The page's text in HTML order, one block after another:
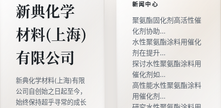
新典化学
材料(上海)
有限公司
新典化学材料(上海)有限
公司自创始之日起至今，
始终保持超乎寻常的成长
新闻中心
聚氨酯固化剂高活性催
化剂协助…
水性聚氨酯涂料用催化
剂在提升…
探讨水性聚氨酯涂料用
催化剂如…
高性能水性聚氨酯涂料
用催化剂…